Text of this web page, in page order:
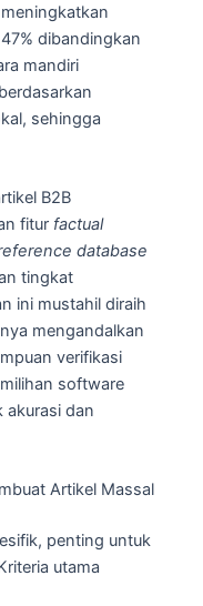
dibandingkan
mandiri
sehingga
B2B
fitur factual
database
tingkat
ini mustahil diraih
mengandalkan
verifikasi
software
akurasi dan
Artikel Massal
penting untuk
utama